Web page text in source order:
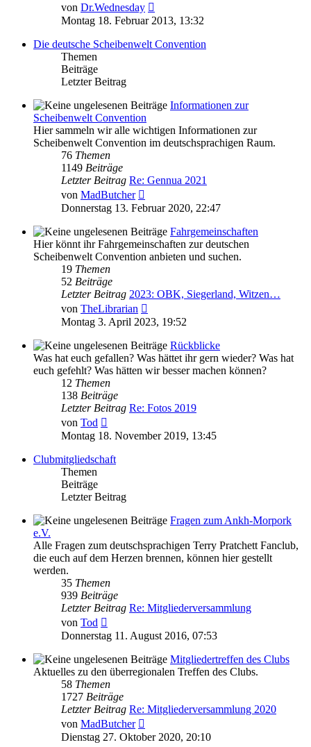
von Dr.Wednesday
Beitrag
Montag 18. Februar 2013, 13:32
Die deutsche Scheibenwelt Convention
Themen
Beiträge
Letzter Beitrag
Informationen zur
Scheibenwelt Convention
Hier sammeln wir alle wichtigen Informationen zur
Scheibenwelt Convention im deutschsprachigen Raum.
76 Themen
1149 Beiträge
Letzter Beitrag Re: Gennua 2021
von MadButcher
Beitrag
Donnerstag 13. Februar 2020, 22:47
Fahrgemeinschaften
Hier könnt ihr Fahrgemeinschaften zur deutschen
Scheibenwelt Convention anbieten und suchen.
19 Themen
52 Beiträge
Letzter Beitrag 2023: OBK, Siegerland, Witzen…
von TheLibrarian
Beitrag
Montag 3. April 2023, 19:52
Rückblicke
Was hat euch gefallen? Was hättet ihr gern wieder? Was hat
euch gefehlt? Was hätten wir besser machen können?
12 Themen
138 Beiträge
Letzter Beitrag Re: Fotos 2019
von Tod
Beitrag
Montag 18. November 2019, 13:45
Clubmitgliedschaft
Themen
Beiträge
Letzter Beitrag
Fragen zum Ankh-Morpork
e.V.
Alle Fragen zum deutschsprachigen Terry Pratchett Fanclub,
die euch auf dem Herzen brennen, können hier gestellt
werden.
35 Themen
939 Beiträge
Letzter Beitrag Re: Mitgliederversammlung
von Tod
Beitrag
Donnerstag 11. August 2016, 07:53
Mitgliedertreffen des Clubs
Aktuelles zu den überregionalen Treffen des Clubs.
58 Themen
1727 Beiträge
Letzter Beitrag Re: Mitgliederversammlung 2020
von MadButcher
Beitrag
Dienstag 27. Oktober 2020, 20:10